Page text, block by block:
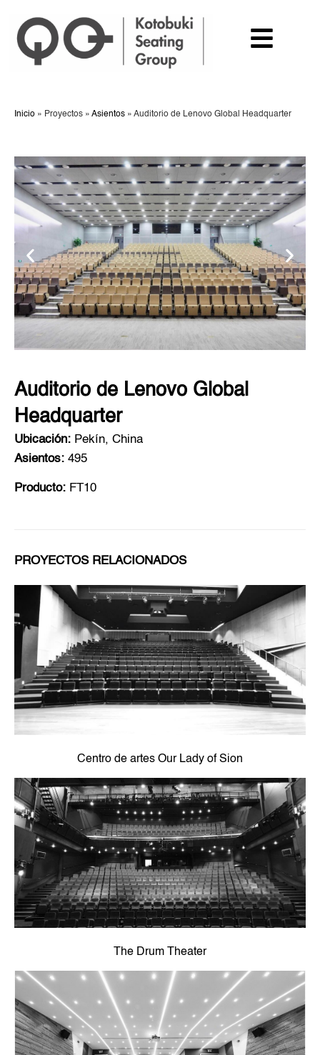
Inicio » Proyectos » Asientos » Auditorio de Lenovo Global Headquarter
Auditorio de Lenovo Global
Headquarter
Ubicación: Pekín, China
Asientos: 495
Producto: FT10
PROYECTOS RELACIONADOS
Centro de artes Our Lady of Sion
The Drum Theater